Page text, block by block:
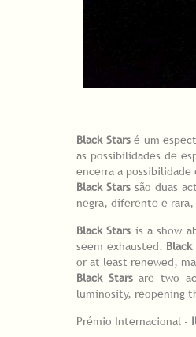
Black Starsé um
as possibilidades de
encerra a
Black Stars são duas
negra, diferente e
Black Stars is a show
seem exhausted. Black
or at least renewed,
Black Starsare two
luminosity, reopening
Prémio Internacional -